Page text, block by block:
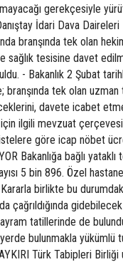
gerekçesiyle
İdari Dava Daireleri
branşında tek olan
sağlık tesisine davet
- Bakanlık 2 Şubat
branşında tek olan
davete icabet
ilgili mevzuat
göre icap nöbet
Bakanlığa bağlı
5 bin 896. Özel
birlikte bu
çağrıldığında
tatillerinde de
bulunmakla yükümlü
Türk Tabipleri Birliği